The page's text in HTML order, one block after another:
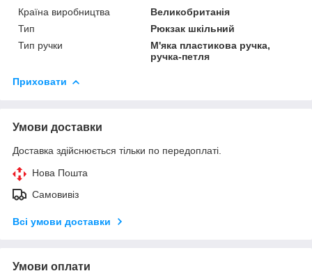
Країна виробництва
Великобританія
Тип
Рюкзак шкільний
Тип ручки
М'яка пластикова ручка,
ручка-петля
Приховати
Умови доставки
Доставка здійснюється тільки по передоплаті.
Нова Пошта
Самовивіз
Всі умови доставки
Умови оплати